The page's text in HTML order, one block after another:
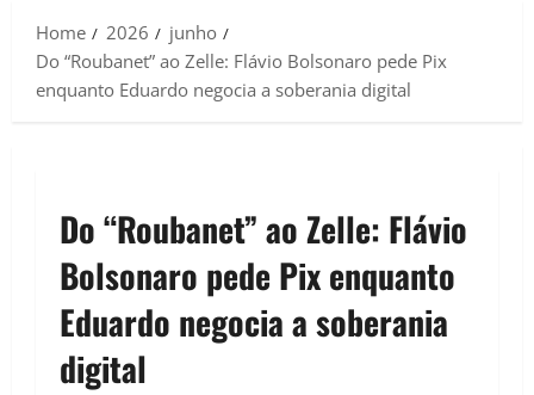
Home
2026
junho
Do “Roubanet” ao Zelle: Flávio Bolsonaro pede Pix
enquanto Eduardo negocia a soberania digital
Do “Roubanet” ao Zelle: Flávio
Bolsonaro pede Pix enquanto
Eduardo negocia a soberania
digital